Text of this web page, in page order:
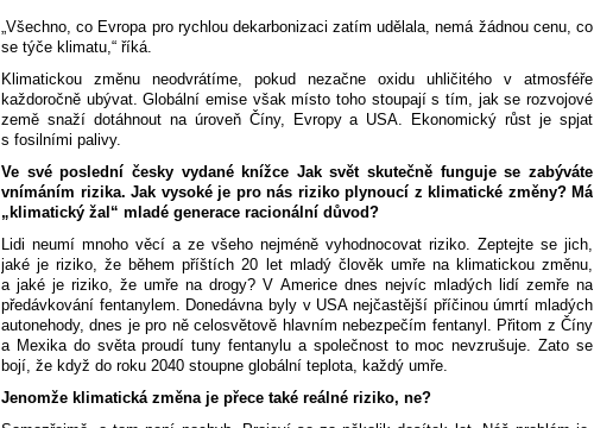
„Všechno, co Evropa pro rychlou dekarbonizaci zatím udělala, nemá žádnou cenu, co
se týče klimatu,“ říká.
Klimatickou změnu neodvrátíme, pokud nezačne oxidu uhličitého v atmosféře
každoročně ubývat. Globální emise však místo toho stoupají s tím, jak se rozvojové
země snaží dotáhnout na úroveň Číny, Evropy a USA. Ekonomický růst je spjat
s fosilními palivy.
Ve své poslední česky vydané knížce Jak svět skutečně funguje se zabýváte
vnímáním rizika. Jak vysoké je pro nás riziko plynoucí z klimatické změny? Má
„klimatický žal“ mladé generace racionální důvod?
Lidi neumí mnoho věcí a ze všeho nejméně vyhodnocovat riziko. Zeptejte se jich,
jaké je riziko, že během příštích 20 let mladý člověk umře na klimatickou změnu,
a jaké je riziko, že umře na drogy? V Americe dnes nejvíc mladých lidí zemře na
předávkování fentanylem. Donedávna byly v USA nejčastější příčinou úmrtí mladých
autonehody, dnes je pro ně celosvětově hlavním nebezpečím fentanyl. Přitom z Číny
a Mexika do světa proudí tuny fentanylu a společnost to moc nevzrušuje. Zato se
bojí, že když do roku 2040 stoupne globální teplota, každý umře.
Jenomže klimatická změna je přece také reálné riziko, ne?